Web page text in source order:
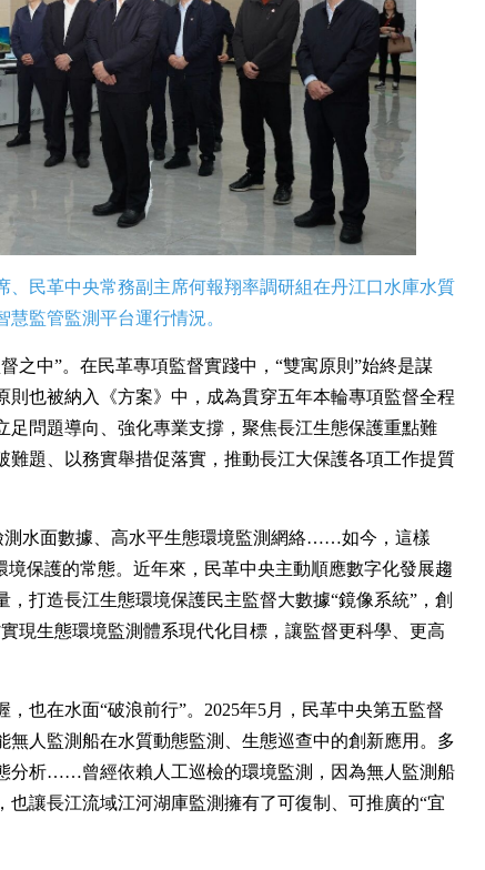
、民革中央常務副主席何報翔率調研組在丹江口水庫水質
監管監測平台運行情況。
之中”。在民革專項監督實踐中，“雙寓原則”始終是謀
則也被納入《方案》中，成為貫穿五年本輪專項監督全程
足問題導向、強化專業支撐，聚焦長江生態保護重點難
難題、以務實舉措促落實，推動長江大保護各項工作提質
測水面數據、高水平生態環境監測網絡……如今，這樣
境保護的常態。近年來，民革中央主動順應數字化發展趨
打造長江生態環境保護民主監督大數據“鏡像系統”，創
現生態環境監測體系現代化目標，讓監督更科學、更高
也在水面“破浪前行”。2025年5月，民革中央第五監督
無人監測船在水質動態監測、生態巡查中的創新應用。多
分析……曾經依賴人工巡檢的環境監測，因為無人監測船
也讓長江流域江河湖庫監測擁有了可復制、可推廣的“宜